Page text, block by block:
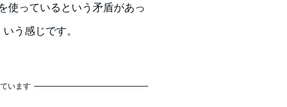
使っているという矛盾があっ
う感じです。
います